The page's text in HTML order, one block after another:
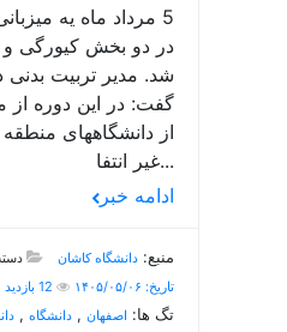
5 مرداد ماه یه
در دو بخش کیورگی و
شد. مدیر تربیت بدنی
غیر انتفا...
ادامه خبر
منبع:دانشگاه کاشان
تاریخ: ۱۴۰۵/۰۵/۰۶
تگ ها: اصفهان ,دانشگاه ,